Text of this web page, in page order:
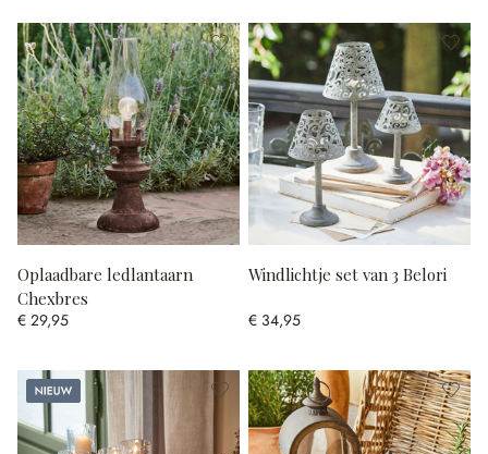
Oplaadbare ledlantaarn
Chexbres
€ 29,95
Windlichtje set van 3 Belori
€ 34,95
Nieuw